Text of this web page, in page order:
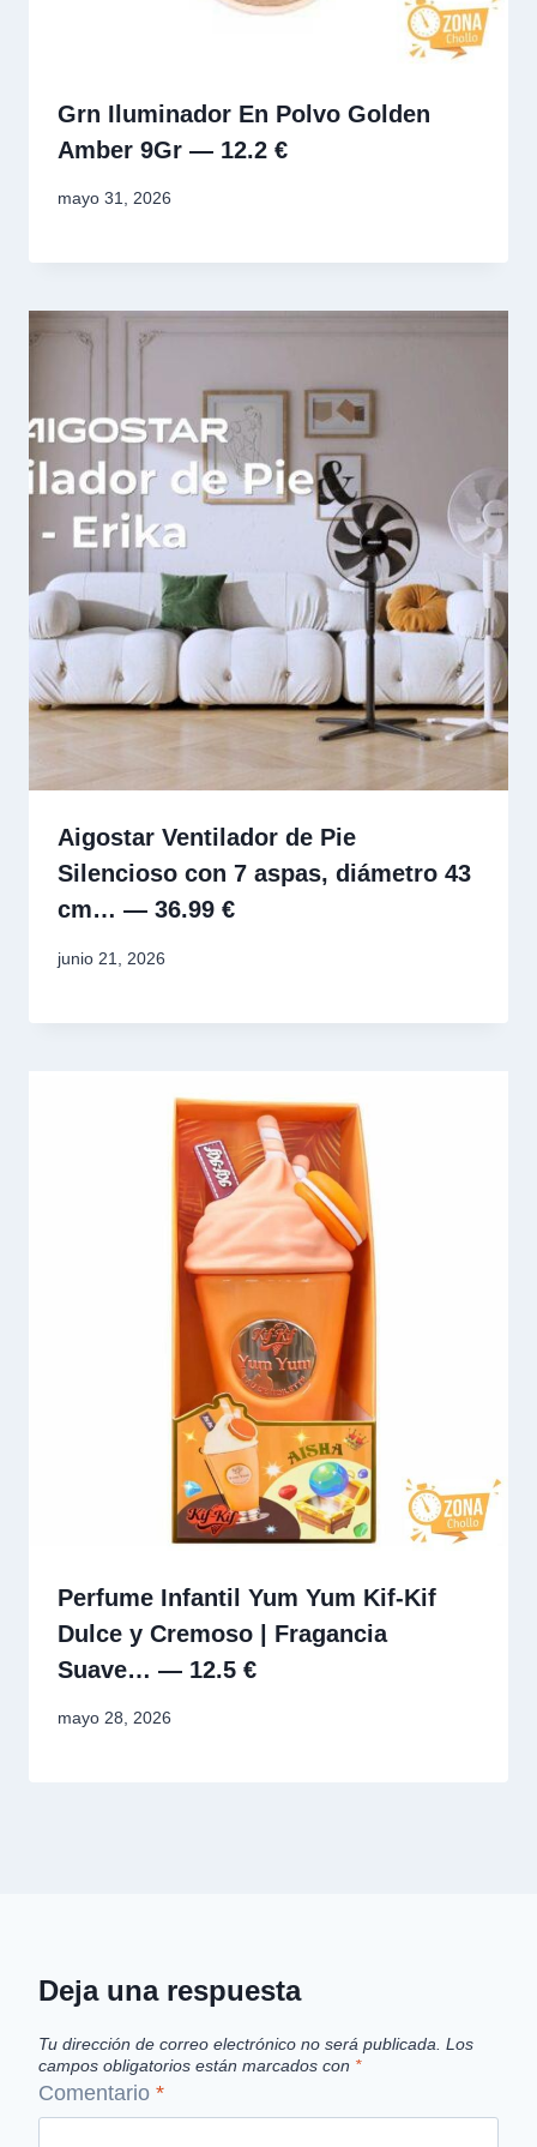
Grn Iluminador En Polvo Golden
Amber 9Gr — 12.2 €
mayo 31, 2026
Aigostar Ventilador de Pie
Silencioso con 7 aspas, diámetro 43
cm… — 36.99 €
junio 21, 2026
Perfume Infantil Yum Yum Kif-Kif
Dulce y Cremoso | Fragancia
Suave… — 12.5 €
mayo 28, 2026
Deja una respuesta
Tu dirección de correo electrónico no será publicada. Los
campos obligatorios están marcados con *
Comentario *